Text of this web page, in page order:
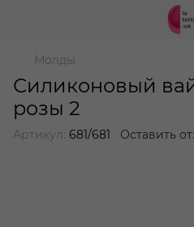
Молды
Силиконовый
розы 2
Артикул: 681/681 Оставить